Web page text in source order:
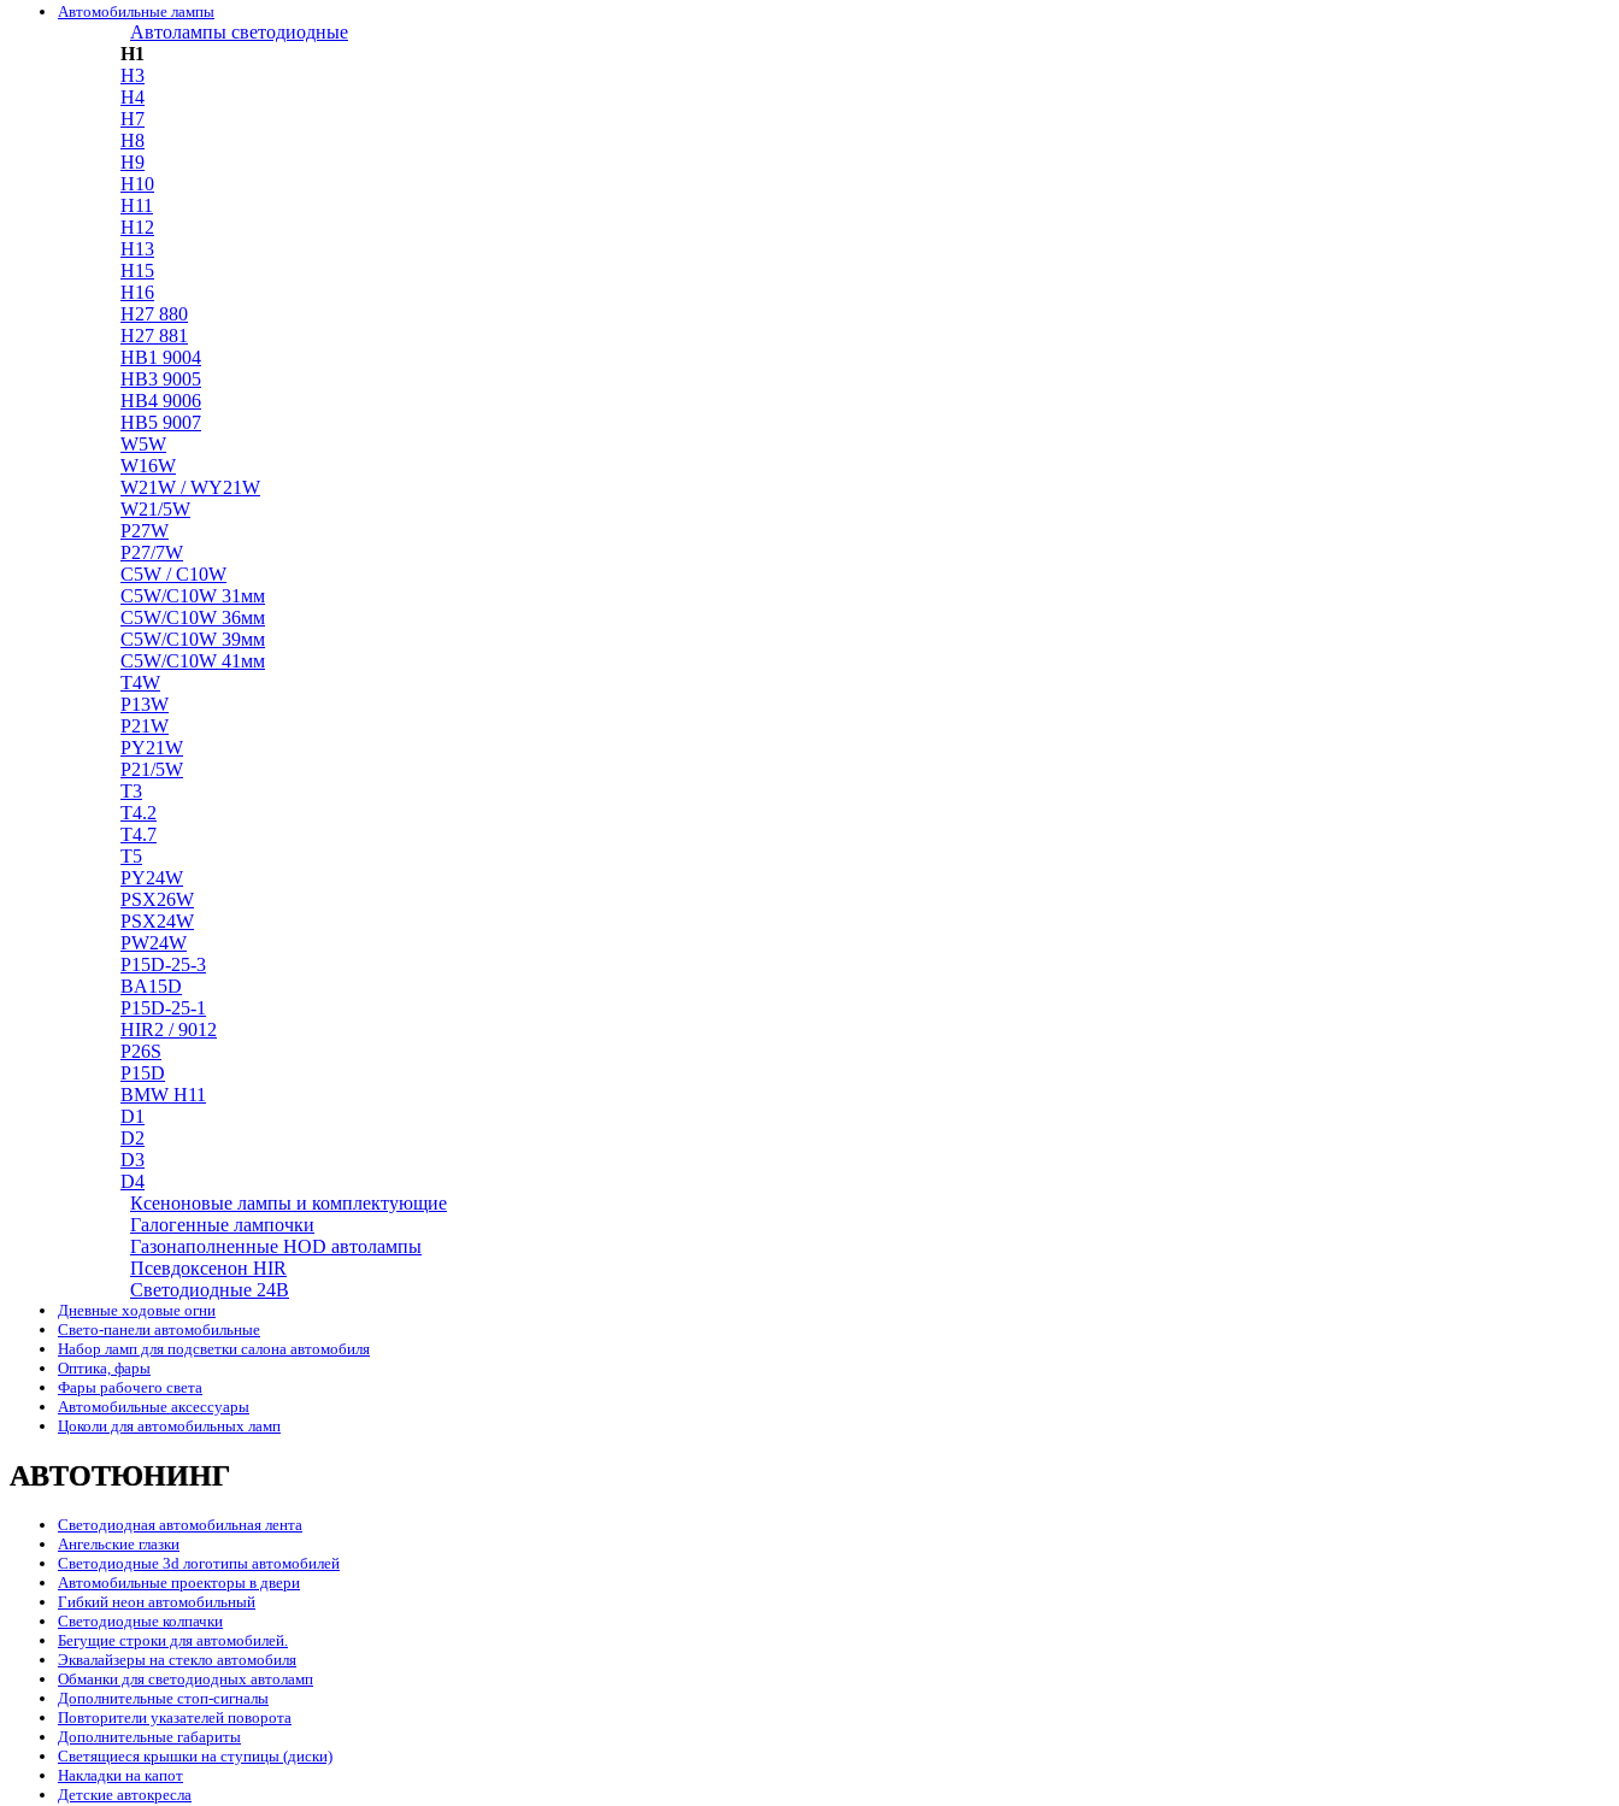
Автомобильные лампы
Автолампы светодиодные
H1
H3
H4
H7
H8
H9
H10
H11
H12
H13
H15
H16
H27 880
H27 881
HB1 9004
HB3 9005
HB4 9006
HB5 9007
W5W
W16W
W21W / WY21W
W21/5W
P27W
P27/7W
C5W / C10W
C5W/C10W 31мм
C5W/C10W 36мм
C5W/C10W 39мм
C5W/C10W 41мм
T4W
P13W
P21W
PY21W
P21/5W
T3
T4.2
T4.7
T5
PY24W
PSX26W
PSX24W
PW24W
P15D-25-3
BA15D
P15D-25-1
HIR2 / 9012
P26S
P15D
BMW H11
D1
D2
D3
D4
Ксеноновые лампы и комплектующие
Галогенные лампочки
Газонаполненные HOD автолампы
Псевдоксенон HIR
Cветодиодные 24B
Дневные ходовые огни
Свето-панели автомобильные
Набор ламп для подсветки салона автомобиля
Оптика, фары
Фары рабочего света
Автомобильные аксессуары
Цоколи для автомобильных ламп
АВТОТЮНИНГ
Светодиодная автомобильная лента
Ангельские глазки
Светодиодные 3d логотипы автомобилей
Автомобильные проекторы в двери
Гибкий неон автомобильный
Светодиодные колпачки
Бегущие строки для автомобилей.
Эквалайзеры на стекло автомобиля
Обманки для светодиодных автоламп
Дополнительные стоп-сигналы
Повторители указателей поворота
Дополнительные габариты
Светящиеся крышки на ступицы (диски)
Накладки на капот
Детские автокресла